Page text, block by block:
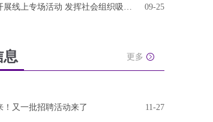
两部门联合开展线上专场活动 发挥社会组织吸纳就 09-25
息 更多
！又一批招聘活动来了 11-27